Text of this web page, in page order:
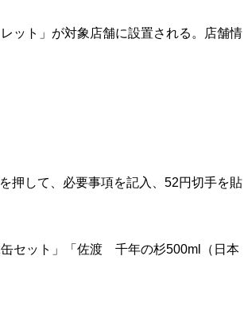
ット」が対象店舗に設置される。店舗情
押して、必要事項を記入、52円切手を貼
セット」「佐渡 千年の杉500ml（日本